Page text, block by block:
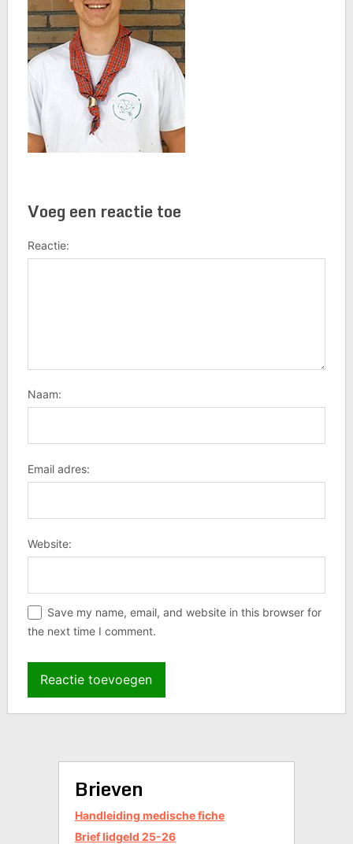
Voeg een reactie toe
Reactie:
Naam:
Email adres:
Website:
Save my name, email, and website in this browser for
the next time I comment.
Brieven
Handleiding medische fiche
Brief lidgeld 25-26